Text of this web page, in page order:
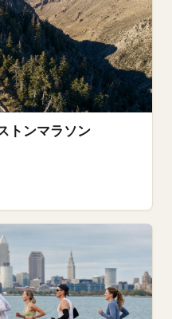
トンマラソン